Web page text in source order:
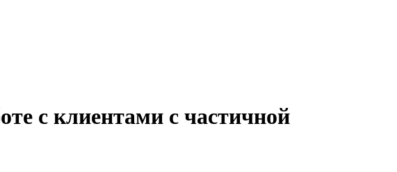
с клиентами с частичной